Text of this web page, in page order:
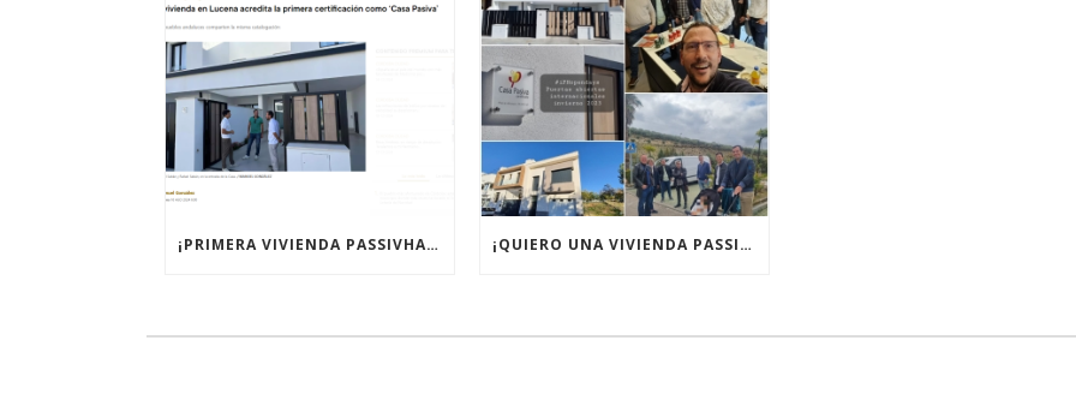
¡PRIMERA VIVIENDA PASSIVHAUS CERTIFICADA DE CÓRDOBA! ¡QUIERO UNA VIVIENDA PASSIVHAUS! ¿QUÉ HAGO?